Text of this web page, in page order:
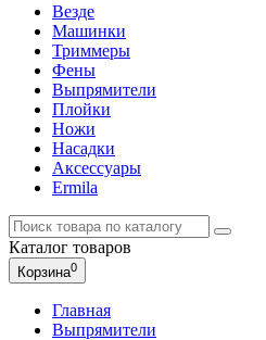
Везде
Машинки
Триммеры
Фены
Выпрямители
Плойки
Ножи
Насадки
Аксессуары
Ermila
Каталог товаров
Корзина0
Главная
Выпрямители